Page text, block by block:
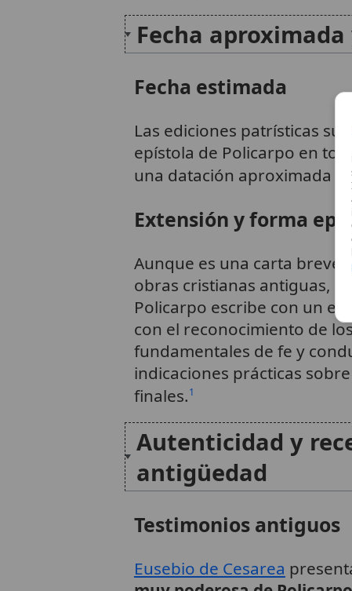
Fecha
Fecha estimada
Las ediciones patrísticas
epístola de Policarpo en
una datación aproximada
Extensión y forma
Aunque es una carta breve
obras cristianas antiguas,
Policarpo escribe con un
con el reconocimiento de
fundamentales de fe y
indicaciones prácticas
finales.1
Autenticidad y
antigüedad
Testimonios antiguos
Eusebio de Cesarea